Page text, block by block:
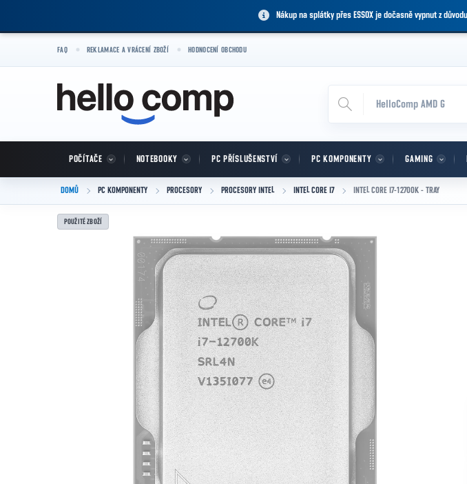
Nákup na splátky přes ESSOX je dočasně vypnut z
FAQ REKLAMACE A VRÁCENÍ ZBOŽÍ HODNOCENÍ OBCHODU
POČÍTAČE NOTEBOOKY PC PŘÍSLUŠENSTVÍ PC KOMPONENTY GAMING
DOMŮ PC KOMPONENTY PROCESORY PROCESORY INTEL INTEL CORE I7 INTEL CORE I7-12700K - TRAY
POUŽITÉ ZBOŽÍ